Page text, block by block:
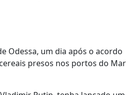
Odessa, um dia após o acordo
presos nos portos do Mar